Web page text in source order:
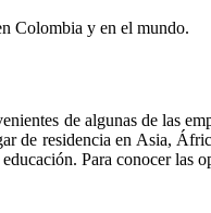
Colombia y en el mundo.
de algunas de las
de residencia en Asia,
Para conocer